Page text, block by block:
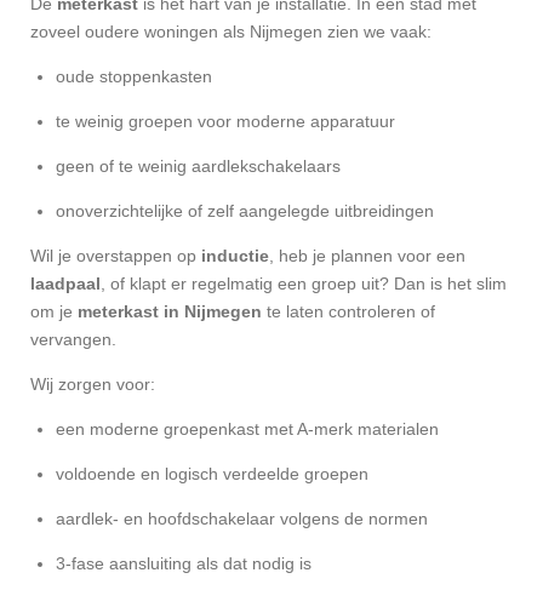
zoveel oudere woningen als Nijmegen zien we vaak:
oude stoppenkasten
te weinig groepen voor moderne apparatuur
geen of te weinig aardlekschakelaars
onoverzichtelijke of zelf aangelegde uitbreidingen
Wil je overstappen op inductie , heb je plannen voor een
laadpaal , of klapt er regelmatig een groep uit? Dan is het slim
om je meterkast in Nijmegen te laten controleren of
vervangen.
Wij zorgen voor:
een moderne groepenkast met A-merk materialen
voldoende en logisch verdeelde groepen
aardlek- en hoofdschakelaar volgens de normen
3-fase aansluiting als dat nodig is